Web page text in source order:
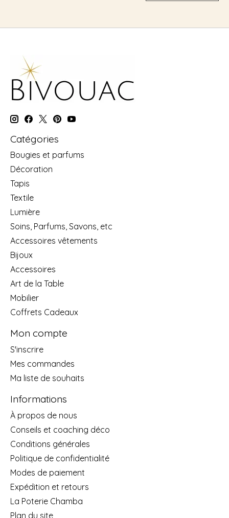
Catégories
Bougies et parfums
Décoration
Tapis
Textile
Lumière
Soins, Parfums, Savons, etc
Accessoires vêtements
Bijoux
Accessoires
Art de la Table
Mobilier
Coffrets Cadeaux
Mon compte
S'inscrire
Mes commandes
Ma liste de souhaits
Informations
À propos de nous
Conseils et coaching déco
Conditions générales
Politique de confidentialité
Modes de paiement
Expédition et retours
La Poterie Chamba
Plan du site